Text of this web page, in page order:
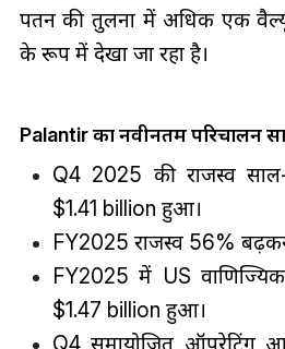
पतन की तुलना में अधिक एक
के रूप में देखा जा रहा है।
Palantir का नवीनतम परिचालन
Q4 2025 की राजस्व
$1.41 billion हुआ।
FY2025 राजस्व 56%
FY2025 में US
$1.47 billion हुआ।
Q4 समायोजित